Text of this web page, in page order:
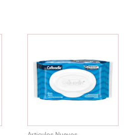
43772
BABY
WIPES
*FLUSHABLE*
quantity